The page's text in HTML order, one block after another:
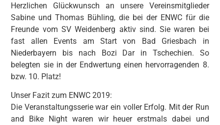
Herzlichen Glückwunsch an unsere Vereinsmitglieder
Sabine und Thomas Bühling, die bei der ENWC für die
Freunde vom SV Weidenberg aktiv sind. Sie waren bei
fast allen Events am Start von Bad Griesbach in
Niederbayern bis nach Bozi Dar in Tschechien. So
belegten sie in der Endwertung einen hervorragenden 8.
bzw. 10. Platz!
Unser Fazit zum ENWC 2019:
Die Veranstaltungsserie war ein voller Erfolg. Mit der Run
and Bike Night waren wir heuer erstmals dabei und